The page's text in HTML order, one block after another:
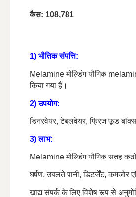
कैस: 108,781
1) भौतिक संपत्ति:
Melamine मोल्डिंग यौगिक
किया गया है।
2) उपयोग:
डिनरवेयर, टेबलवेयर, फ्रिज फूड
3) लाभ:
Melamine मोल्डिंग यौगिक सतह
घर्षण, उबलते पानी, डिटर्जेंट, कमजोर
खाद्य संपर्क के लिए विशेष रूप से